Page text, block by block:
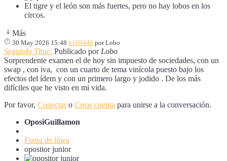
El tigre y el león son más fuertes, pero no hay lobos en los
circos.
Más
30 May 2026 15:48 #169446 porLobo
Segundo Thac. Publicado por Lobo
Sorprendente examen el de hoy sin impuesto de sociedades, con un
swap , con iva, con un cuarto de tema vinícola puesto bajo los
efectos del ídem y con un primero largo y jodido . De los más
difíciles que he visto en mi vida.
Por favor, Conectaro Crear cuenta para unirse a la conversación.
OposiGuillamon
Fuera de línea
opositor junior